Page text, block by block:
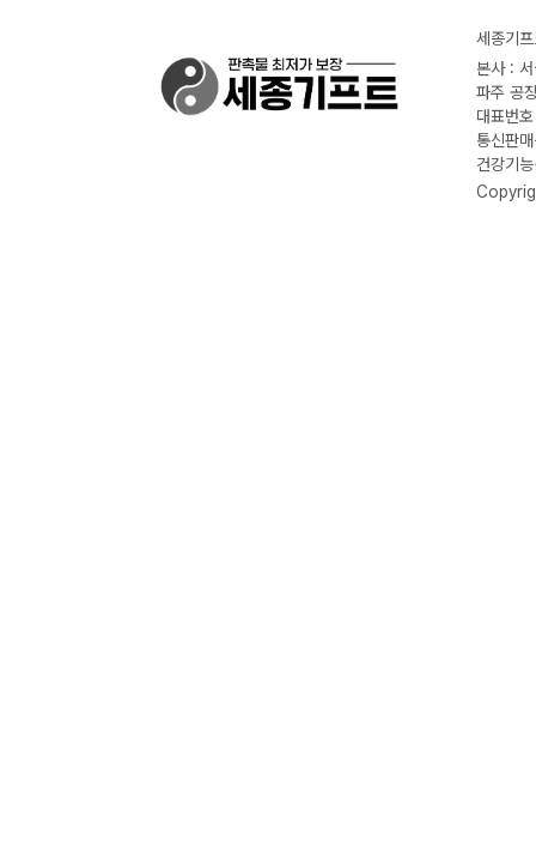
세종기
본사 :
파주 공
대표번
통신판
건강기